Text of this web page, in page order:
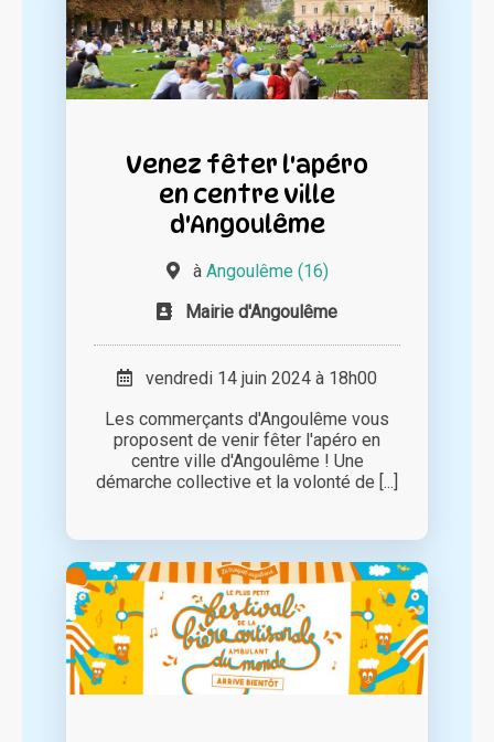
Venez fêter l'apéro
en centre ville
d'Angoulême
à Angoulême (16)
Mairie d'Angoulême
vendredi 14 juin 2024 à 18h00
Les commerçants d'Angoulême vous
proposent de venir fêter l'apéro en
centre ville d'Angoulême ! Une
démarche collective et la volonté de [...]